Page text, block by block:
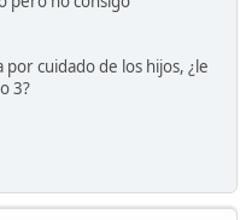
cuidado de los hijos, ¿le
3?